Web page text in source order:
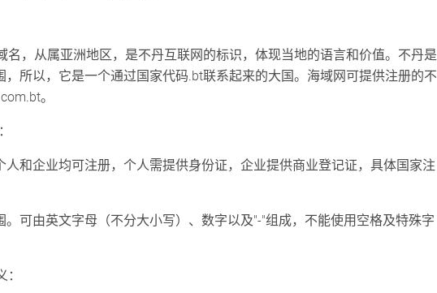
名，从属亚洲地区，是不丹互联网的标识，体现当地的语言和价值。不丹是
，所以，它是一个通过国家代码.bt联系起来的大国。海域网可提供注册的不
。
人和企业均可注册，个人需提供身份证，企业提供商业登记证，具体国家注
。可由英文字母（不分大小写）、数字以及"-"组成，不能使用空格及特殊字